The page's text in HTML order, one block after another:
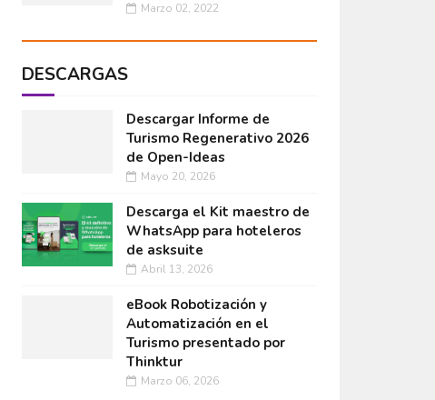
Marzo 02, 2022
DESCARGAS
Descargar Informe de
Turismo Regenerativo 2026
de Open-Ideas
Mayo 20, 2026
Descarga el Kit maestro de
WhatsApp para hoteleros
de asksuite
Abril 13, 2026
eBook Robotización y
Automatización en el
Turismo presentado por
Thinktur
Marzo 06, 2026